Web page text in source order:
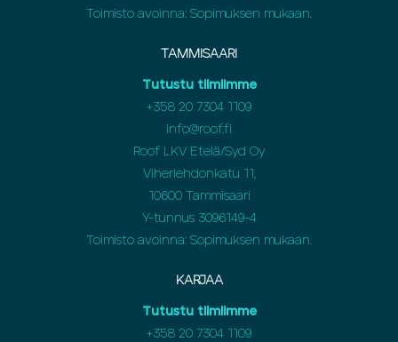
Toimisto avoinna: Sopimuksen mukaan.
TAMMISAARI
Tutustu tiimiimme
+358 20 7304 1109
info@roof.fi
Roof LKV Etelä/Syd Oy
Viherlehdonkatu 11,
10600 Tammisaari
Y-tunnus 3096149-4
Toimisto avoinna: Sopimuksen mukaan.
KARJAA
Tutustu tiimiimme
+358 20 7304 1109